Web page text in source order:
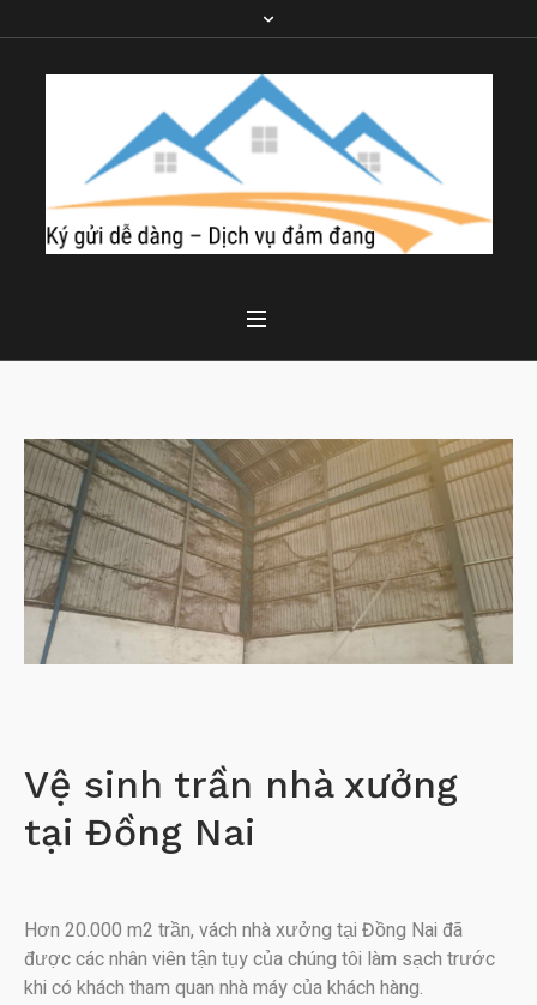
Vệ sinh trần nhà xưởng
tại Đồng Nai
Hơn 20.000 m2 trần, vách nhà xưởng tại Đồng Nai đã
được các nhân viên tận tụy của chúng tôi làm sạch trước
khi có khách tham quan nhà máy của khách hàng.